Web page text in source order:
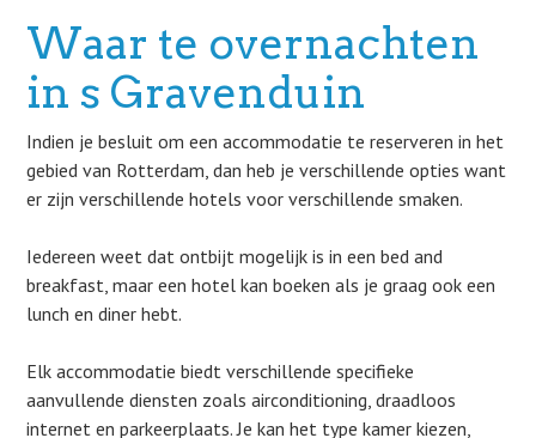
Waar te overnachten
in s Gravenduin
Indien je besluit om een accommodatie te reserveren in het
gebied van Rotterdam, dan heb je verschillende opties want
er zijn verschillende hotels voor verschillende smaken.
Iedereen weet dat ontbijt mogelijk is in een bed and
breakfast, maar een hotel kan boeken als je graag ook een
lunch en diner hebt.
Elk accommodatie biedt verschillende specifieke
aanvullende diensten zoals airconditioning, draadloos
internet en parkeerplaats. Je kan het type kamer kiezen,